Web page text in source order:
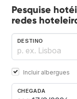
Pesquise
redes
DESTINO
Incluir albergues
CHEGADA